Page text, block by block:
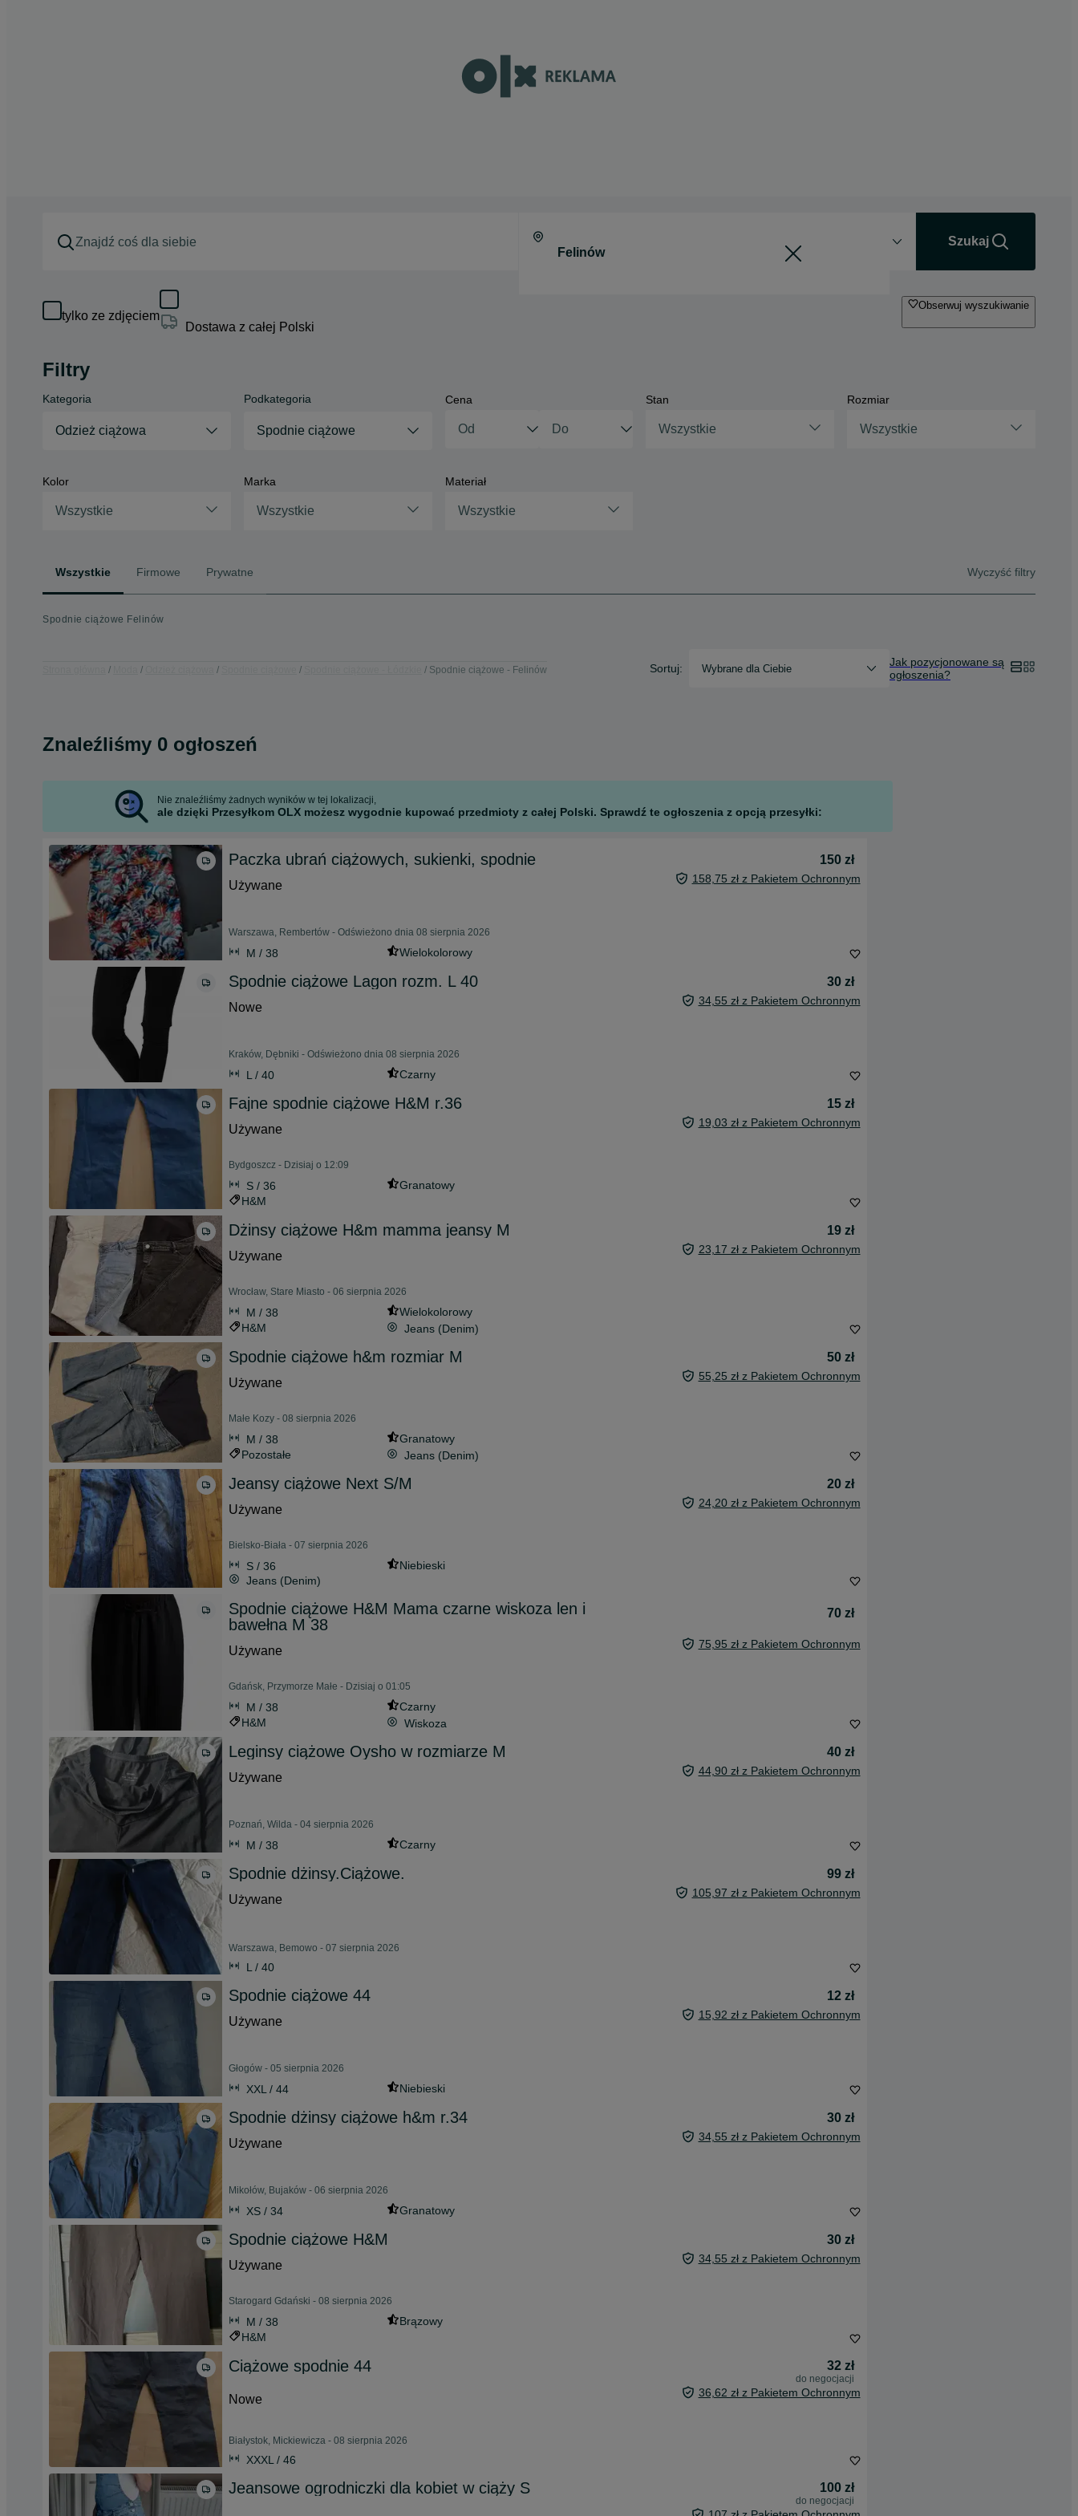
Szukaj
tylko ze zdjęciem
Dostawa z całej Polski
Obserwuj wyszukiwanie
Filtry
Kategoria
Odzież ciążowa
Podkategoria
Spodnie ciążowe
Cena Stan
Wszystkie
Rozmiar
Wszystkie
Kolor
Wszystkie
Marka
Wszystkie
Materiał
Wszystkie
Wszystkie Firmowe Prywatne Wyczyść filtry
Spodnie ciążowe Felinów
Spodnie ciążowe - Felinów Sortuj: Wybrane dla Ciebie
Jak pozycjonowane są
ogłoszenia?
Znaleźliśmy 0 ogłoszeń
Nie znaleźliśmy żadnych wyników w tej lokalizacji,
ale dzięki Przesyłkom OLX możesz wygodnie kupować przedmioty z całej Polski. Sprawdź te ogłoszenia z opcją przesyłki:
Paczka ubrań ciążowych, sukienki, spodnie
150 zł
Używane
158,75 zł z Pakietem Ochronnym
Warszawa, Rembertów - Odświeżono dnia 08 sierpnia 2026
M / 38 Wielokolorowy
Spodnie ciążowe Lagon rozm. L 40
30 zł
Nowe
34,55 zł z Pakietem Ochronnym
Kraków, Dębniki - Odświeżono dnia 08 sierpnia 2026
L / 40 Czarny
Fajne spodnie ciążowe H&M r.36
15 zł
Używane
19,03 zł z Pakietem Ochronnym
Bydgoszcz - Dzisiaj o 12:09
S / 36
Granatowy
H&M
Dżinsy ciążowe H&m mamma jeansy M
19 zł
Używane
23,17 zł z Pakietem Ochronnym
Wrocław, Stare Miasto - 06 sierpnia 2026
M / 38
Wielokolorowy
H&M
Jeans (Denim)
Spodnie ciążowe h&m rozmiar M
50 zł
Używane
55,25 zł z Pakietem Ochronnym
Małe Kozy - 08 sierpnia 2026
M / 38
Granatowy
Pozostałe
Jeans (Denim)
Jeansy ciążowe Next S/M
20 zł
Używane
24,20 zł z Pakietem Ochronnym
Bielsko-Biała - 07 sierpnia 2026
S / 36
Niebieski
Jeans (Denim)
Spodnie ciążowe H&M Mama czarne wiskoza len i
bawełna M 38
70 zł
Używane 75,95 zł z Pakietem Ochronnym
Gdańsk, Przymorze Małe - Dzisiaj o 01:05
M / 38
Czarny
H&M
Wiskoza
Leginsy ciążowe Oysho w rozmiarze M
40 zł
Używane
44,90 zł z Pakietem Ochronnym
Poznań, Wilda - 04 sierpnia 2026
M / 38 Czarny
Spodnie dżinsy.Ciążowe.
99 zł
Używane
105,97 zł z Pakietem Ochronnym
Warszawa, Bemowo - 07 sierpnia 2026
L / 40
Spodnie ciążowe 44
12 zł
Używane
15,92 zł z Pakietem Ochronnym
Głogów - 05 sierpnia 2026
XXL / 44 Niebieski
Spodnie dżinsy ciążowe h&m r.34
30 zł
Używane
34,55 zł z Pakietem Ochronnym
Mikołów, Bujaków - 06 sierpnia 2026
XS / 34 Granatowy
Spodnie ciążowe H&M
30 zł
Używane
34,55 zł z Pakietem Ochronnym
Starogard Gdański - 08 sierpnia 2026
M / 38
Brązowy
H&M
Ciążowe spodnie 44 32 zł
do negocjacji
Nowe 36,62 zł z Pakietem Ochronnym
Białystok, Mickiewicza - 08 sierpnia 2026
XXXL / 46
Jeansowe ogrodniczki dla kobiet w ciąży S 100 zł
do negocjacji